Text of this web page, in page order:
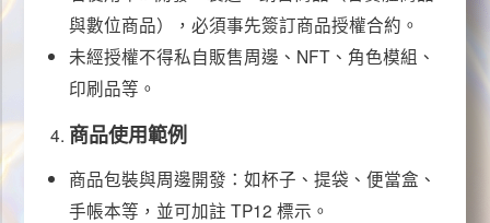
與數位商品），必須事先簽訂商品授權合約。
未經授權不得私自販售周邊、 NFT、角色模組、
印刷品等。
商品使用範例
商品包裝與周邊開發：如杯子、提袋、便當盒、
手帳本等，並可加註 TP12 標示。